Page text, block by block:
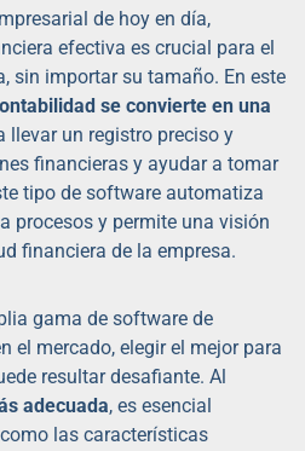
de hoy en día,
efectiva es crucial para el
sin importar su tamaño. En este
se convierte en una
llevar un registro preciso y
financieras y ayudar a tomar
tipo de software automatiza
procesos y permite una visión
financiera de la empresa.
gama de software de
el mercado, elegir el mejor para
resultar desafiante. Al
adecuada, es esencial
las características